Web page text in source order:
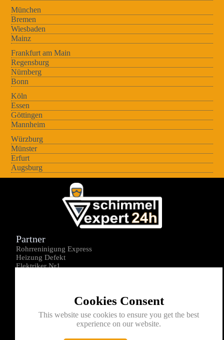
München
Bremen
Wiesbaden
Mainz
Frankfurt am Main
Regensburg
Nürnberg
Bonn
Köln
Essen
Göttingen
Mannheim
Würzburg
Münster
Erfurt
Augsburg
Cookies Consent
This website use cookies to ensure you get the best
experience on our website.
Partner
Rohrreninigung Express
Heizung Defekt
Elektriker Nr1
Kontakt